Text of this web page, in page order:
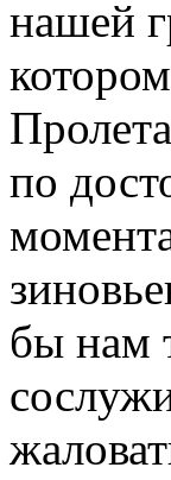
нашей
по
бы нам